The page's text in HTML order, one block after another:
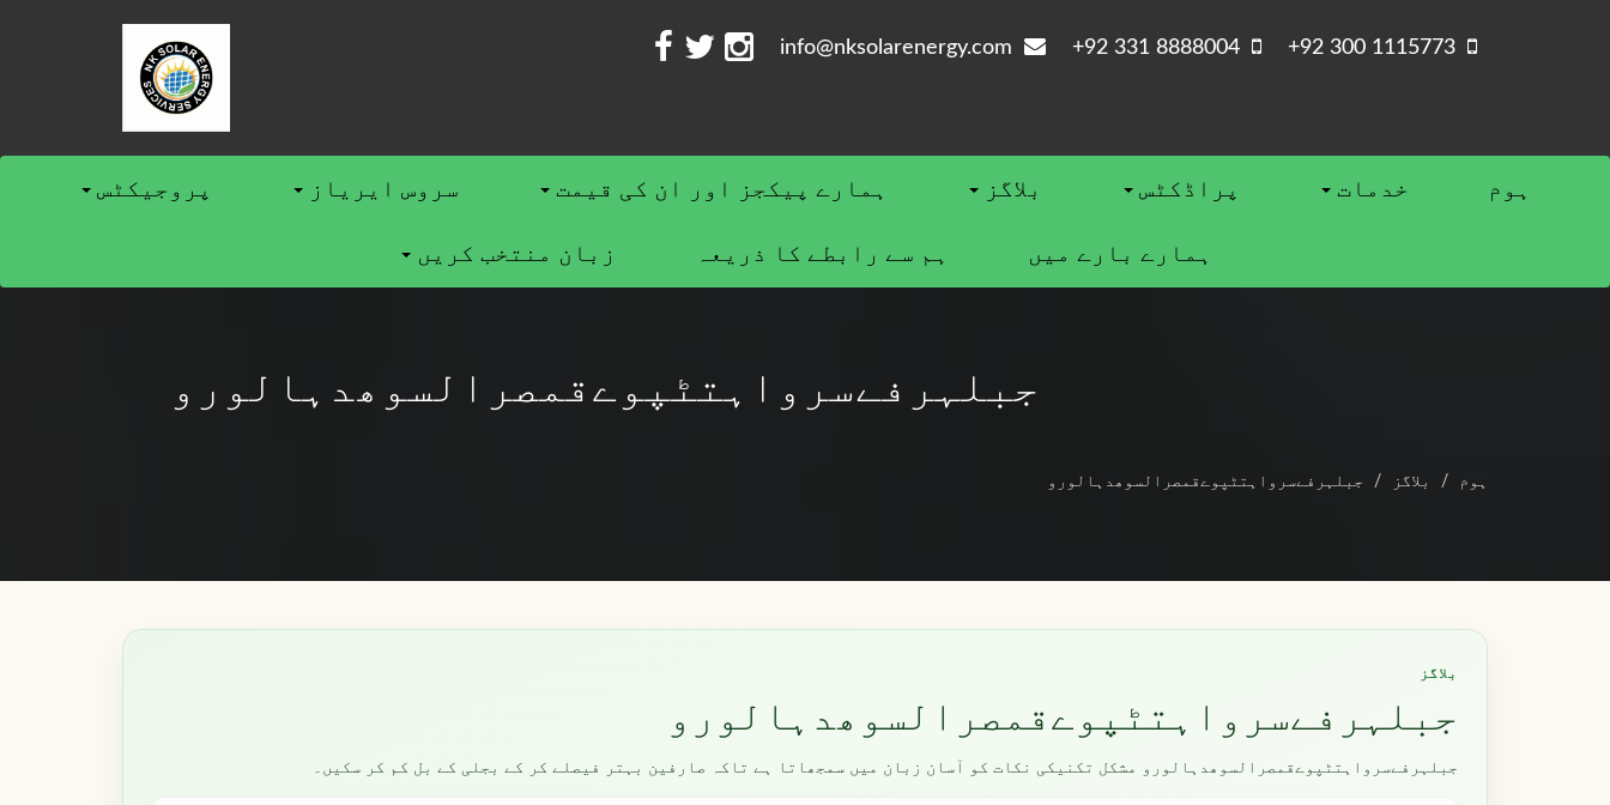
+92 300 1115773
+92 331 8888004
ہوم خدمات پراڈکٹس بلاگز ہمارے پیکجز اور ان کی قیمت سروس ایریاز پروجیکٹس
ہمارے بارے ميں ہم سے رابطے کا ذریعہ زبان منتخب کریں
جبلہرفےسرواہتٹپوےقمصرالسوھدہالورو
ہوم بلاگز جبلہرفےسرواہتٹپوےقمصرالسوھدہالورو
بلاگز
جبلہرفےسرواہتٹپوےقمصرالسوھدہالورو
جبلہرفےسرواہتٹپوےقمصرالسوھدہالورو مشکل تکنیکی نکات کو آسان زبان میں سمجھاتا ہے تاکہ صارفین بہتر فیصلے کر کے بجلی کے بل کم کر سکیں۔